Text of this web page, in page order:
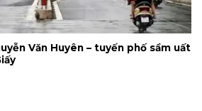
Văn Huyên – tuyến phố sầm uất